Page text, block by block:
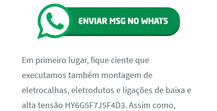
Em primeiro lugar, fique ciente que
executamos também montagem de
eletrocalhas, eletrodutos e ligações de baixa e
alta tensão HY6G5F7J5F4D3. Assim como,